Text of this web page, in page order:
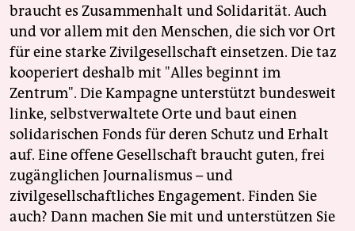
braucht es Zusammenhalt und Solidarität. Auch
und vor allem mit den Menschen, die sich vor Ort
für eine starke Zivilgesellschaft einsetzen. Die taz
kooperiert deshalb mit "Alles beginnt im
Zentrum". Die Kampagne unterstützt bundesweit
linke, selbstverwaltete Orte und baut einen
solidarischen Fonds für deren Schutz und Erhalt
auf. Eine offene Gesellschaft braucht guten, frei
zugänglichen Journalismus – und
zivilgesellschaftliches Engagement. Finden Sie
auch? Dann machen Sie mit und unterstützen Sie